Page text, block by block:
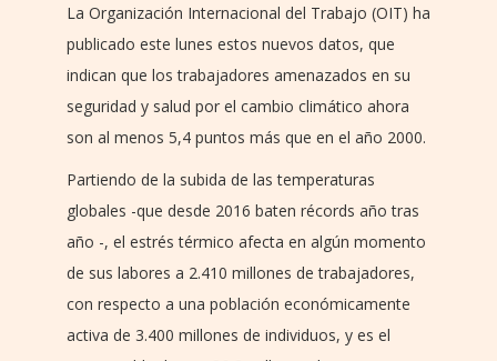
La Organización Internacional del Trabajo (OIT) ha
publicado este lunes estos nuevos datos, que
indican que los trabajadores amenazados en su
seguridad y salud por el cambio climático ahora
son al menos 5,4 puntos más que en el año 2000.
Partiendo de la subida de las temperaturas
globales -que desde 2016 baten récords año tras
año -, el estrés térmico afecta en algún momento
de sus labores a 2.410 millones de trabajadores,
con respecto a una población económicamente
activa de 3.400 millones de individuos, y es el